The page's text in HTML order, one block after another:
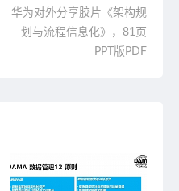
华为对外分享胶片《架构规
划与流程信息化》，81页
PPT版PDF